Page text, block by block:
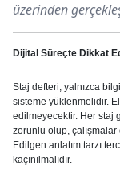
üzerinden
Dijital Süreçte Dikkat
Staj defteri, yalnızca
sisteme yüklenmelidir.
edilmeyecektir. Her staj
zorunlu olup,
Edilgen anlatım tarzı
kaçınılmalıdır.